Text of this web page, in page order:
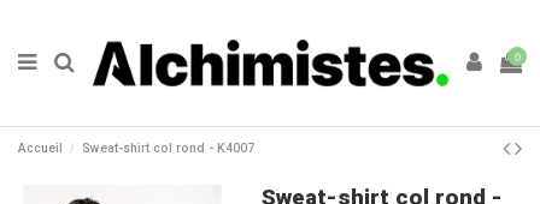
0
Accueil Sweat-shirt col rond - K4007
Sweat-shirt col rond -